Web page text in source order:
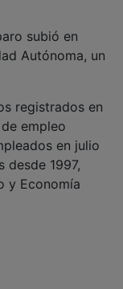
Autónoma, un
empleo
en julio
desde 1997,
y Economía